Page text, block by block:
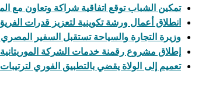
تمكين الشباب توقع اتفاقية شراكة وتعاون مع
انطلاق أعمال ورشة تكوينية لتعزيز قدرات الفريق
وزيرة التجارة والسياحة تستقبل السفير
إطلاق مشروع رقمنة خدمات الشركة الموريتانية
تعميم إلى الولاة يقضي بالتطبيق الفوري